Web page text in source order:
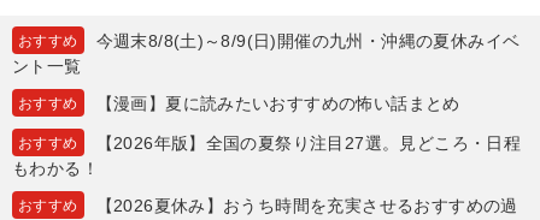
おすすめ
今週末8/8(土)～8/9(日)開催の九州・沖縄の夏休みイベ
ント一覧
おすすめ 【漫画】夏に読みたいおすすめの怖い話まとめ
おすすめ
【2026年版】全国の夏祭り注目27選。見どころ・日程
もわかる！
おすすめ
【2026夏休み】おうち時間を充実させるおすすめの過